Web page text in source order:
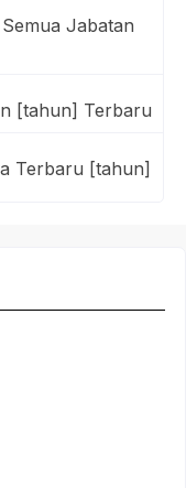
Jabatan
[tahun] Terbaru
Terbaru [tahun]